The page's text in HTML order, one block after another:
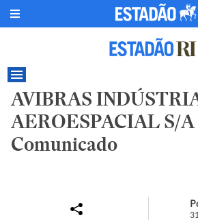
AVIBRAS
AEROESPACIAL S/A
Comunicado